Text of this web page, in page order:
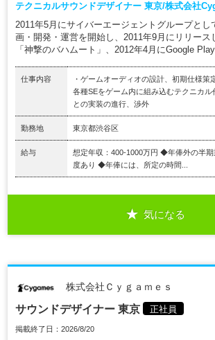
テクニカルサウンドデザイナー 東京/株式会社
2011年5月にサイバーエージェントグループとし
画・開発・運営を開始し、2011年9月にリリース
「神撃のバハムート」、2012年4月にGoogle
仕事内容
・ゲームオーディオの設計、初期仕様策
各種SEをゲーム内に組み込むテクニカル
との実装の進行、渉外
勤務地 東京都渋谷区
給与
想定年収：400-1000万円 ◆年俸外の半期
度あり ◆年俸には、所定の時間...
気になる
株式会社Ｃｙｇａｍｅｓ
サウンドデザイナー 東京 正社員
掲載終了日：2026/8/20